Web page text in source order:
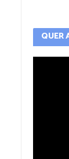
QUER